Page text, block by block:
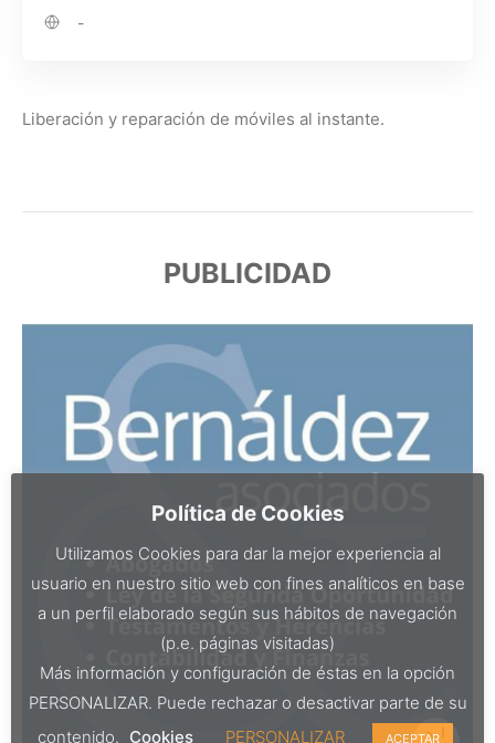
-
Liberación y reparación de móviles al instante.
PUBLICIDAD
Política de Cookies
Utilizamos Cookies para dar la mejor experiencia al
usuario en nuestro sitio web con fines analíticos en base
a un perfil elaborado según sus hábitos de navegación
(p.e. páginas visitadas)
Más información y configuración de éstas en la opción
PERSONALIZAR. Puede rechazar o desactivar parte de su
contenido. Cookies PERSONALIZAR ACEPTAR